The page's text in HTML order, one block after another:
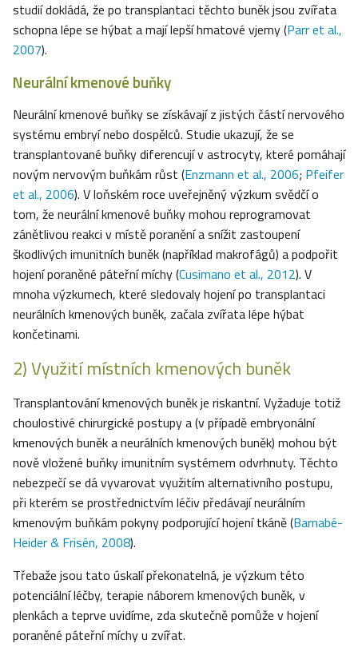
studií dokládá, že po transplantaci těchto buněk jsou zvířata
schopna lépe se hýbat a mají lepší hmatové vjemy (Parr et al.,
2007).
Neurální kmenové buňky
Neurální kmenové buňky se získávají z jistých částí nervového
systému embryí nebo dospělců. Studie ukazují, že se
transplantované buňky diferencují v astrocyty, které pomáhají
novým nervovým buňkám růst (Enzmann et al., 2006; Pfeifer
et al., 2006). V loňském roce uveřejněný výzkum svědčí o
tom, že neurální kmenové buňky mohou reprogramovat
zánětlivou reakci v místě poranění a snížit zastoupení
škodlivých imunitních buněk (například makrofágů) a podpořit
hojení poraněné páteřní míchy (Cusimano et al., 2012). V
mnoha výzkumech, které sledovaly hojení po transplantaci
neurálních kmenových buněk, začala zvířata lépe hýbat
končetinami.
2) Využití místních kmenových buněk
Transplantování kmenových buněk je riskantní. Vyžaduje totiž
choulostivé chirurgické postupy a (v případě embryonální
kmenových buněk a neurálních kmenových buněk) mohou být
nově vložené buňky imunitním systémem odvrhnuty. Těchto
nebezpečí se dá vyvarovat využitím alternativního postupu,
při kterém se prostřednictvím léčiv předávají neurálním
kmenovým buňkám pokyny podporující hojení tkáně (Barnabé-
Heider & Frisén, 2008).
Třebaže jsou tato úskalí překonatelná, je výzkum této
potenciální léčby, terapie náborem kmenových buněk, v
plenkách a teprve uvidíme, zda skutečně pomůže v hojení
poraněné páteřní míchy u zvířat.